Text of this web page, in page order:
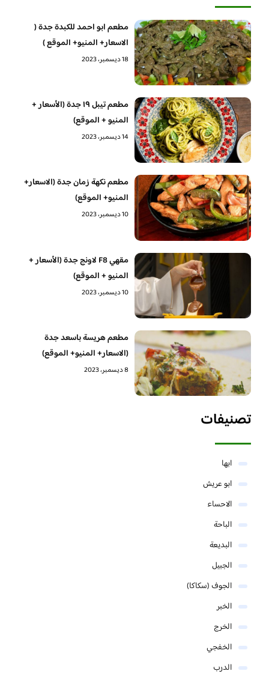
مطعم ابو احمد للكبدة جدة (
الاسعار+ المنيو+ الموقع )
18 ديسمبر، 2023
مطعم تيبل ١٩ جدة (الأسعار +
المنيو + الموقع)
14 ديسمبر، 2023
مطعم نكهة زمان جدة (الاسعار+
المنيو+ الموقع)
10 ديسمبر، 2023
مقهي F8 لاونج جدة (الأسعار +
المنيو + الموقع)
10 ديسمبر، 2023
مطعم هريسة باسعد جدة
(الاسعار+ المنيو+ الموقع)
8 ديسمبر، 2023
تصنيفات
ابها
ابو عريش
الاحساء
الباحة
البديعة
الجبيل
الجوف (سكاكا)
الخبر
الخرج
الخفجي
الدرب